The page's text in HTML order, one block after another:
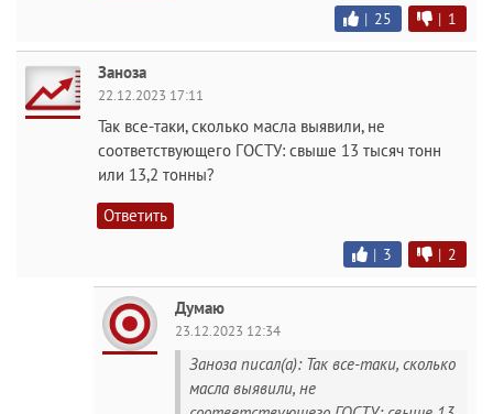
| 25 | 1
Заноза
22.12.2023 17:11
Так все-таки, сколько масла выявили, не
соответствующего ГОСТУ: свыше 13 тысяч тонн
или 13,2 тонны?
Ответить
| 3 | 2
Думаю
23.12.2023 12:34
Заноза писал(а): Так все-таки, сколько
масла выявили, не